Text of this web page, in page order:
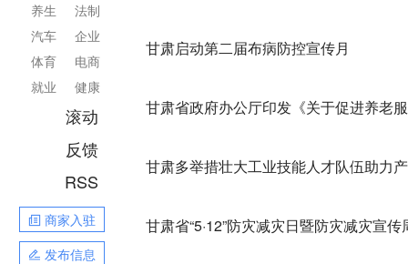
法制
企业
电商
健康
养生
汽车
体育
就业
滚动
反馈
RSS
商家入驻
发布信息
甘肃启动第二届布病防控宣传月
甘肃省政府办公厅印发《关于促进养老
甘肃多举措壮大工业技能人才队伍助力
甘肃省“5·12”防灾减灾日暨防灾减灾宣传